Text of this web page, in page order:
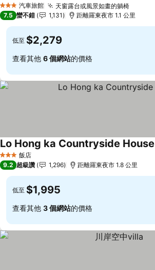
3 星級 汽車旅館
天窗露台或風景如畫的躺椅
7.5 蠻不錯 1,131 距離羅東夜市 1.1 公里
低至 $2,279
查看其他 6 個網站的價格
3 星級 飯店
Lo Hong ka Countryside House
9.2 超級讚 1,296 距離羅東夜市 1.8 公里
低至 $1,995
查看其他 3 個網站的價格